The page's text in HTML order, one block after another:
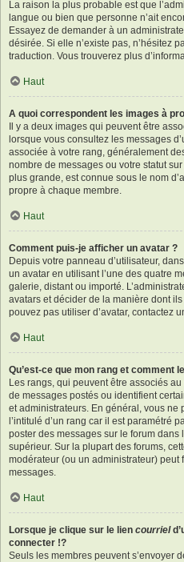
La raison la plus probable est que
langue ou bien que personne n’ait
Essayez de demander à un
désirée. Si elle n’existe pas, n’hésitez
traduction. Vous trouverez plus
Haut
A quoi correspondent les images à
Il y a deux images qui peuvent être
lorsque vous consultez les messages
associée à votre rang, généralement
nombre de messages ou votre statut
plus grande, est connue sous le nom
propre à chaque membre.
Haut
Comment puis-je afficher un avatar ?
Depuis votre panneau d’utilisateur,
un avatar en utilisant l’une des quatre
galerie, distant ou importé.
avatars et décider de la manière dont
pouvez pas utiliser d’avatar, contactez
Haut
Qu’est-ce que mon rang et comment
Les rangs, qui peuvent être associés
de messages postés ou identifient
et administrateurs. En général, vous ne
l’intitulé d’un rang car il est paramétré
poster des messages sur le forum dans
supérieur. Sur la plupart des forums,
modérateur (ou un administrateur)
messages.
Haut
Lorsque je clique sur le lien courriel
connecter !?
Seuls les membres peuvent s’envoyer